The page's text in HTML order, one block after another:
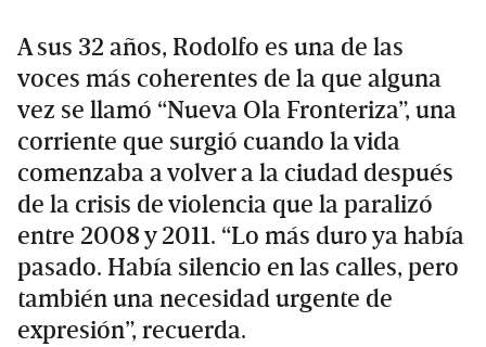
A sus 32 años, Rodolfo es una de las
voces más coherentes de la que alguna
vez se llamó “Nueva Ola Fronteriza”, una
corriente que surgió cuando la vida
comenzaba a volver a la ciudad después
de la crisis de violencia que la paralizó
entre 2008 y 2011. “Lo más duro ya había
pasado. Había silencio en las calles, pero
también una necesidad urgente de
expresión”, recuerda.